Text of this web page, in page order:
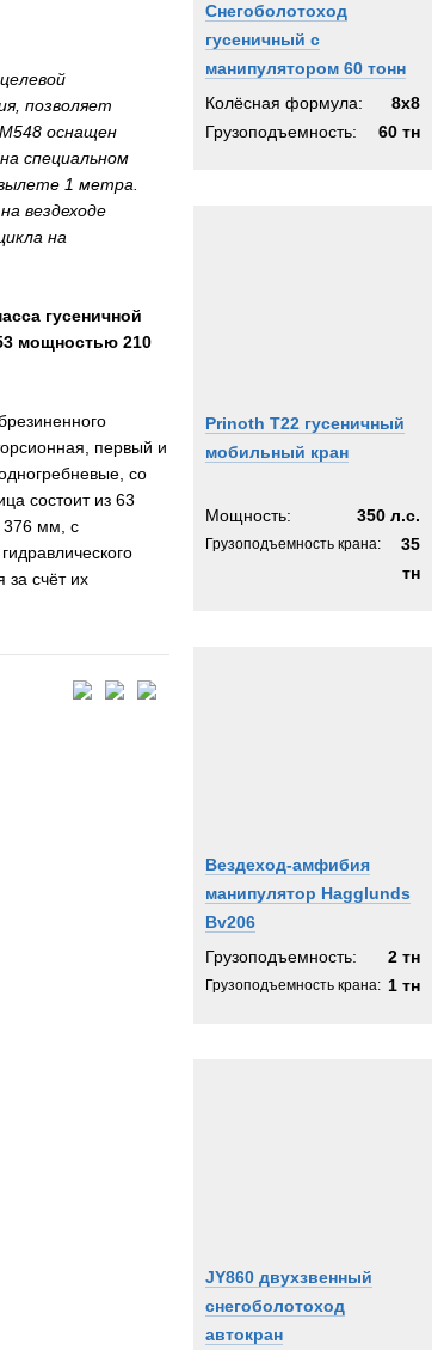
Снегоболотоход
гусеничный с
манипулятором 60 тонн
Колёсная формула:
8x8
Грузоподъемность:
60 тн
Prinoth T22 гусеничный
мобильный кран
Мощность: 350 л.с.
Грузоподъемность крана:
35
тн
Вездеход-амфибия
манипулятор Hagglunds
Bv206
Грузоподъемность:
2 тн
Грузоподъемность крана: 1 тн
JY860 двухзвенный
снегоболотоход
автокран
позволяет
оснащен
специальном
1 метра.
вездеходе
на
гусеничной
мощностью 210
первый и
со
состоит из 63
376 мм, с
за счёт их